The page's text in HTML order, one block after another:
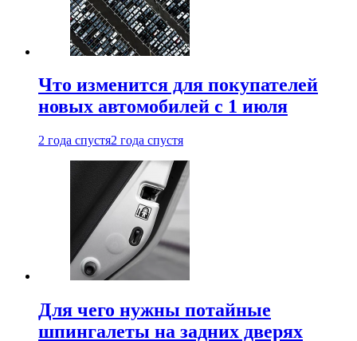
Что изменится для покупателей
новых автомобилей с 1 июля
2 года спустя2 года спустя
Для чего нужны потайные
шпингалеты на задних дверях